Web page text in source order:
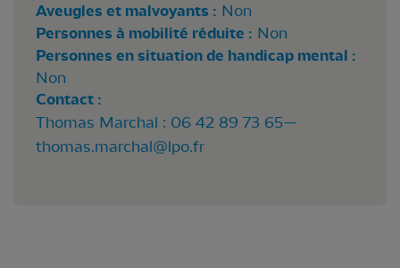
Aveugles et malvoyants : Non
Personnes à mobilité réduite : Non
Personnes en situation de handicap mental :
Non
Contact :
Thomas Marchal : 06 42 89 73 65—
thomas.marchal@lpo.fr